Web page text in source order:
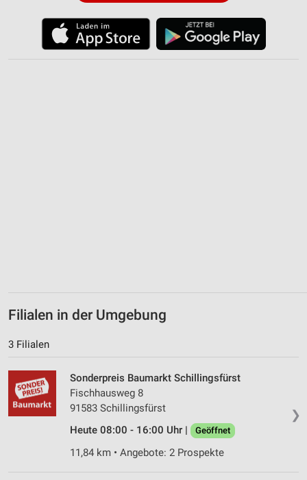
Filialen in der Umgebung
3 Filialen
❯
Sonderpreis Baumarkt Schillingsfürst
Fischhausweg 8
91583 Schillingsfürst
Heute 08:00 - 16:00 Uhr |
Geöffnet
11,84 km • Angebote: 2 Prospekte
Verwendung genauer Standortdaten
Geräte anhand von aktiv angeforderten
Informationen identifizieren